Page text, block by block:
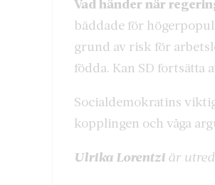
Vad händer när
bäddade för
grund av risk för
födda. Kan SD
Socialdemokratins
kopplingen och våga
Ulrika Lorentzi är